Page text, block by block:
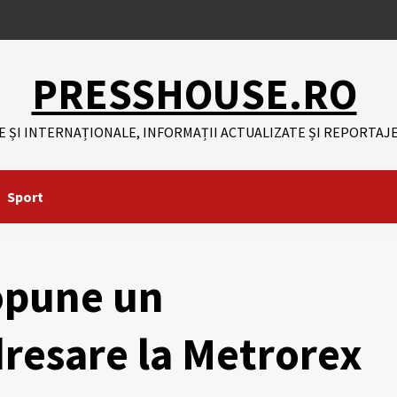
PRESSHOUSE.RO
ȘI INTERNAȚIONALE, INFORMAȚII ACTUALIZATE ȘI
Sport
un
la Metrorex